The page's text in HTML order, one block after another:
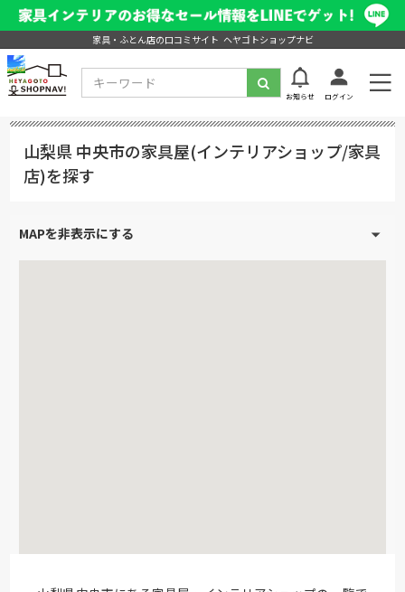
家具・ふとん店の口コミサイト ヘヤゴトショップナビ
お知らせ ログイン
山梨県 中央市の家具屋(インテリアショップ/家具
店)を探す